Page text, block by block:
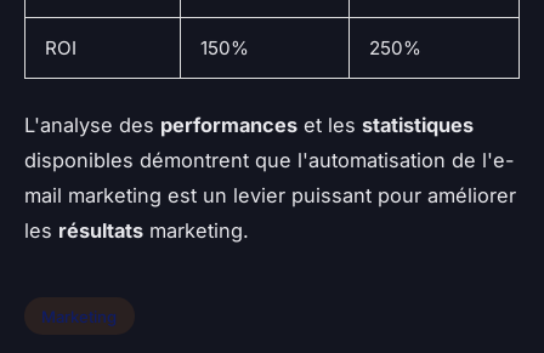
ROI 150% 250%
L'analyse des performances et les statistiques
disponibles démontrent que l'automatisation de l'e-
mail marketing est un levier puissant pour améliorer
les résultats marketing.
Marketing